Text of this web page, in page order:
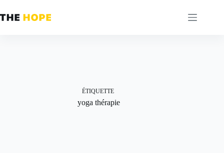
au
contenu
ÉTIQUETTE
yoga thérapie